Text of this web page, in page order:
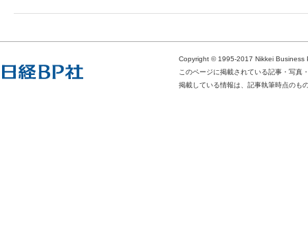
Copyright © 1995-2017 Nikkei Business
このページに掲載されている記事・写真
掲載している情報は、記事執筆時点のも